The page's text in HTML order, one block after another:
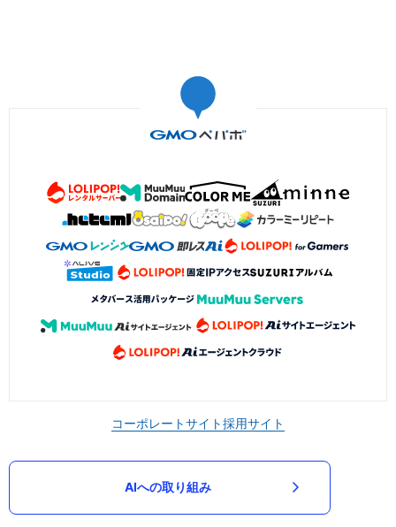
コーポレートサイト採用サイト
AIへの取り組み